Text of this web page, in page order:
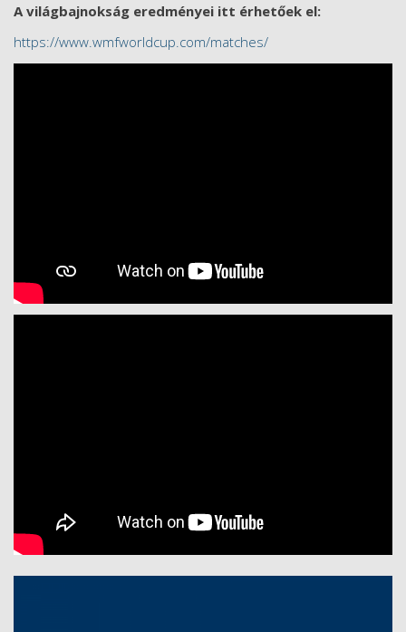
A világbajnokság eredményei itt érhetőek el:
https://www.wmfworldcup.com/matches/